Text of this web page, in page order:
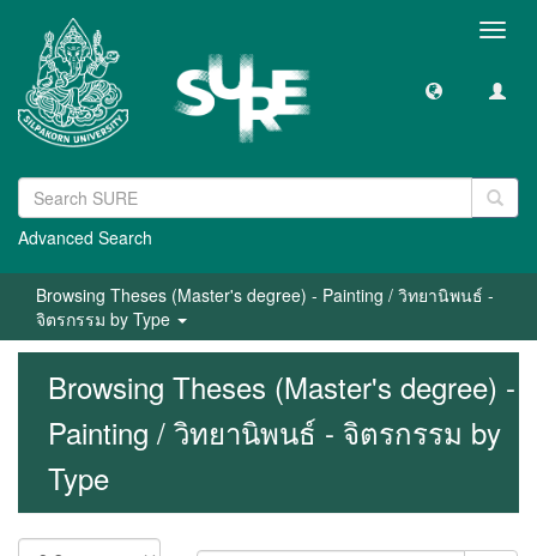
Advanced Search
Browsing Theses (Master's degree) - Painting / วิทยานิพนธ์ -
จิตรกรรม by Type
Browsing Theses (Master's degree) -
Painting / วิทยานิพนธ์ - จิตรกรรม by
Type